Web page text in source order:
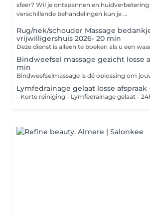
sfeer? Wil je ontspannen en huidverbetering in één? Voor
verschillende behandelingen kun je ...
Rug/nek/schouder Massage
vrijwilligershuis 2026- 20 min
Bindweefsel massage gezicht losse
min
Lymfedrainage gelaat losse afspraak